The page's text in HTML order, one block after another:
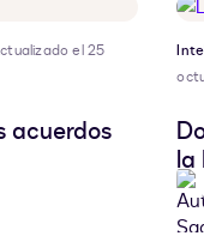
el 25
acuerdos
la